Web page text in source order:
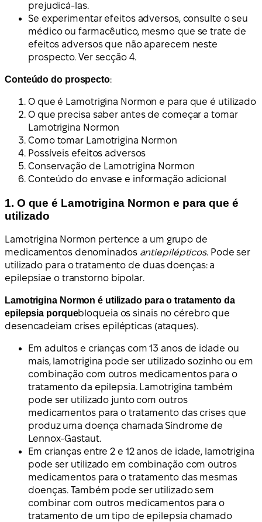
prejudicá-las.
Se experimentar efeitos adversos, consulte o seu
médico ou farmacêutico, mesmo que se trate de
efeitos adversos que não aparecem neste
prospecto. Ver secção 4.
Conteúdo do prospecto:
O que é Lamotrigina Normon e para que é utilizado
O que precisa saber antes de começar a tomar
Lamotrigina Normon
Como tomar Lamotrigina Normon
Possíveis efeitos adversos
Conservação de Lamotrigina Normon
Conteúdo do envase e informação adicional
1. O que é Lamotrigina Normon e para que é
utilizado
Lamotrigina Normon pertence a um grupo de
medicamentos denominados antiepilépticos. Pode ser
utilizado para o tratamento de duas doenças: a
epilepsiae o transtorno bipolar.
Lamotrigina Normon é utilizado para o tratamento da
epilepsia porquebloqueia os sinais no cérebro que
desencadeiam crises epilépticas (ataques).
Em adultos e crianças com 13 anos de idade ou
mais, lamotrigina pode ser utilizado sozinho ou em
combinação com outros medicamentos para o
tratamento da epilepsia. Lamotrigina também
pode ser utilizado junto com outros
medicamentos para o tratamento das crises que
produz uma doença chamada Síndrome de
Lennox-Gastaut.
Em crianças entre 2 e 12 anos de idade, lamotrigina
pode ser utilizado em combinação com outros
medicamentos para o tratamento das mesmas
doenças. Também pode ser utilizado sem
combinar com outros medicamentos para o
tratamento de um tipo de epilepsia chamado